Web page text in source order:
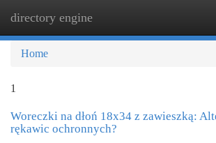
directory engine
Home
1
Woreczki na dłoń 18x34 z zawieszką:
rękawic ochronnych?